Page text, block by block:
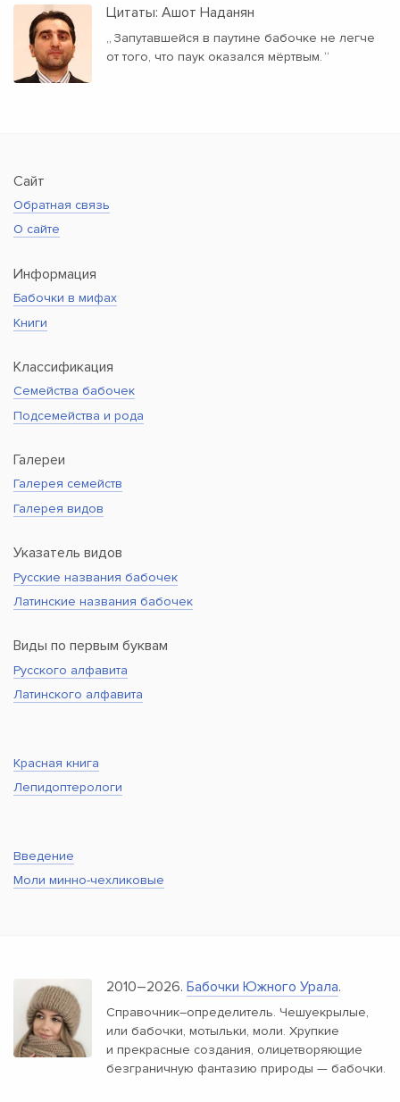
Цитаты: Ашот Наданян
„ Запутавшейся в паутине бабочке не легче
от того, что паук оказался мёртвым. “
Сайт
Обратная связь
О сайте
Информация
Бабочки в мифах
Книги
Классификация
Семейства бабочек
Подсемейства и рода
Галереи
Галерея семейств
Галерея видов
Указатель видов
Русские названия бабочек
Латинские названия бабочек
Виды по первым буквам
Русского алфавита
Латинского алфавита
Красная книга
Лепидоптерологи
Введение
Моли минно-чехликовые
2010–2026. Бабочки Южного Урала.
Справочник–определитель. Чешуекрылые,
или бабочки, мотыльки, моли. Хрупкие
и прекрасные создания, олицетворяющие
безграничную фантазию природы — бабочки.